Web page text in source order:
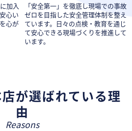
加入
心い
心が
「安全第一」を徹底し現場での事故
ゼロを目指した安全管理体制を整え
ています。日々の点検・教育を通じ
て安心できる現場づくりを推進して
います。
が選ばれている理
由
Reasons